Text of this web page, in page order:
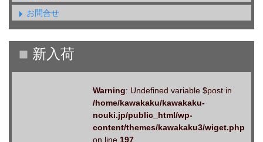
お問合せ
Warning: Undefined variable $post in
/home/kawakaku/kawakaku-
nouki.jp/public_html/wp-
content/themes/kawakaku3/wiget.php
on line 197